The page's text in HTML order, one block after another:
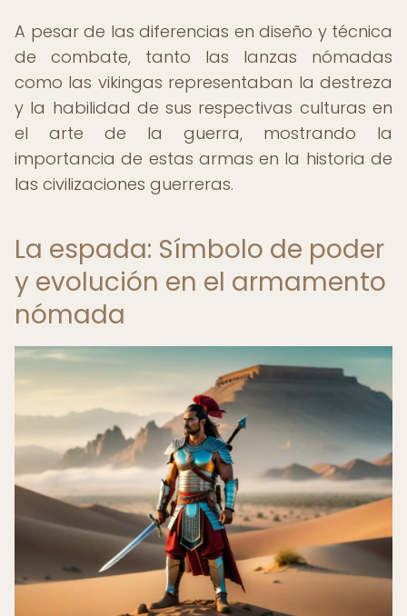
A pesar de las diferencias en diseño y técnica
de combate, tanto las lanzas nómadas
como las vikingas representaban la destreza
y la habilidad de sus respectivas culturas en
el arte de la guerra, mostrando la
importancia de estas armas en la historia de
las civilizaciones guerreras.
La espada: Símbolo de poder
y evolución en el armamento
nómada